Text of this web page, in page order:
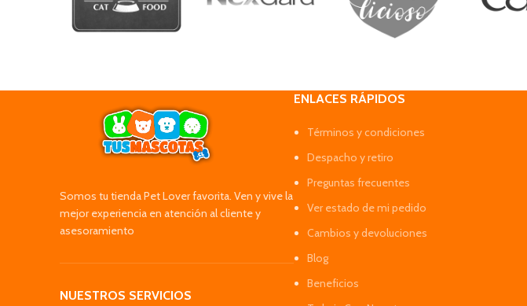
Somos tu tienda Pet Lover favorita. Ven y vive la
mejor experiencia en atención al cliente y
asesoramiento
NUESTROS SERVICIOS
ENLACES RÁPIDOS
Términos y condiciones
Despacho y retiro
Preguntas frecuentes
Ver estado de mi pedido
Cambios y devoluciones
Blog
Beneficios